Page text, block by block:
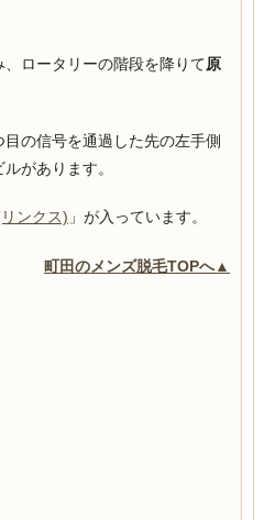
ロータリーの階段を降りて原
の信号を通過した先の左手側
があります。
ンクス) 」が入っています。
町田のメンズ脱毛TOPへ▲